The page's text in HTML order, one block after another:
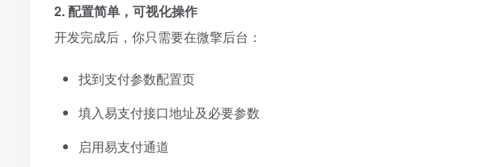
2. 配置简单，可视化操作
开发完成后，你只需要在微擎后台：
找到支付参数配置页
填入易支付接口地址及必要参数
启用易支付通道